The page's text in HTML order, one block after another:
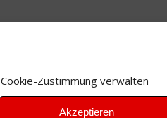
Cookie-Zustimmung verwalten
Akzeptieren